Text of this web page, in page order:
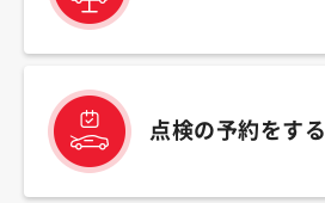
点検の予約をする